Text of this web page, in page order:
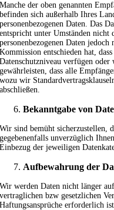
Manche der oben genannten
befinden sich außerhalb Ihres
personenbezogenen Daten. Das
entspricht unter Umständen
personenbezogenen Daten
Kommission entschieden hat,
Datenschutzniveau verfügen
gewährleisten, dass alle
wozu wir
abschließen.
Bekanntgabe von
Wir sind bemüht sicherzustellen,
gegebenenfalls unverzüglich
Einbezug der jeweiligen
Aufbewahrung der
Wir werden Daten nicht länger
vertraglichen bzw gesetzlichen
Haftungsansprüche erforderlich